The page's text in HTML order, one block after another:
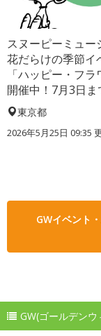
スヌーピーミュー
花だらけの季節イ
「ハッピー・フ
開催中！7月3日ま
東京都
2026年5月25日 09:35
GWイベント
GW(ゴールデン